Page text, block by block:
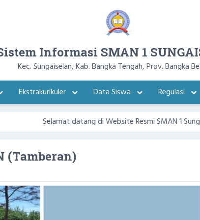
Informasi SMAN 1
Kec. Sungaiselan, Kab. Bangka Tengah, Prov. Bangka
Ekstrakurikuler Data Siswa Regulasi
datang di Website Resmi SMAN 1 Sungaiselan
(Tamberan)